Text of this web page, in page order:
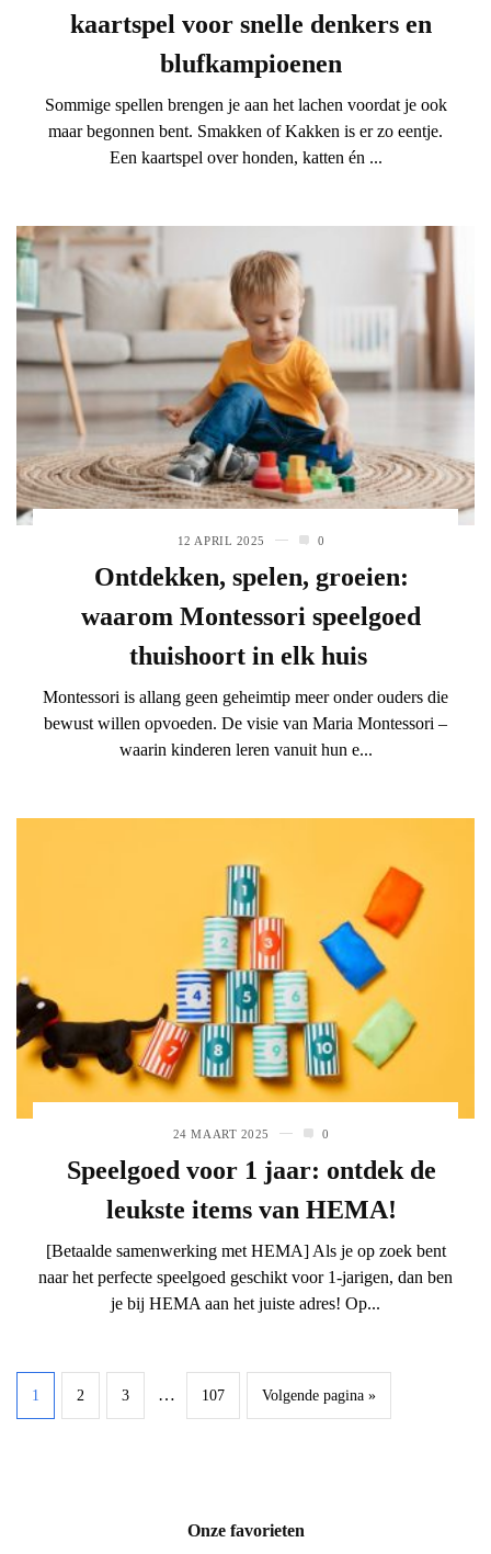
kaartspel voor snelle denkers en
blufkampioenen
Sommige spellen brengen je aan het lachen voordat je ook
maar begonnen bent. Smakken of Kakken is er zo eentje.
Een kaartspel over honden, katten én ...
12 APRIL 2025 0
Ontdekken, spelen, groeien:
waarom Montessori speelgoed
thuishoort in elk huis
Montessori is allang geen geheimtip meer onder ouders die
bewust willen opvoeden. De visie van Maria Montessori –
waarin kinderen leren vanuit hun e...
24 MAART 2025 0
Speelgoed voor 1 jaar: ontdek de
leukste items van HEMA!
[Betaalde samenwerking met HEMA] Als je op zoek bent
naar het perfecte speelgoed geschikt voor 1-jarigen, dan ben
je bij HEMA aan het juiste adres! Op...
1 2 3 … 107 Volgende pagina »
Onze favorieten